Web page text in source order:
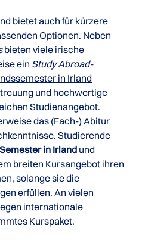
bietet auch für kürzere
Optionen. Neben
bieten viele irische
ein Study Abroad-
in Irland
und hochwertige
Studienangebot.
das (Fach-) Abitur
Studierende
in Irland und
breiten Kursangebot ihren
solange sie die
erfüllen. An vielen
internationale
Kurspaket.